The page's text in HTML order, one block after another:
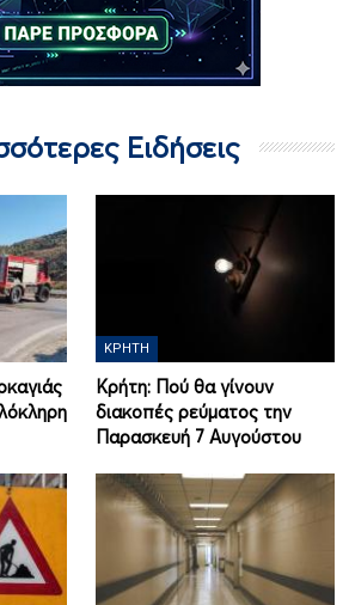
Ειδήσεις
ΚΡΉΤΗ
Κρήτη: Πού θα γίνουν
διακοπές ρεύματος την
Παρασκευή 7 Αυγούστου